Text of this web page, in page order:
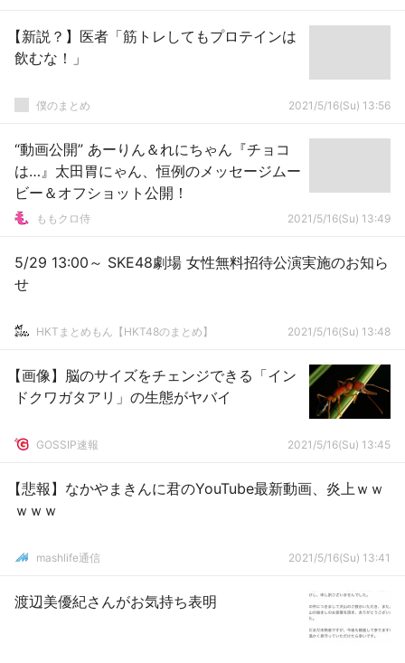
【新説？】医者「筋トレしてもプロテインは
飲むな！」
僕のまとめ 2021/5/16(Su) 13:56
“動画公開” あーりん＆れにちゃん『チョコ
は…』太田胃にゃん、恒例のメッセージムー
ビー＆オフショット公開！
ももクロ侍 2021/5/16(Su) 13:49
5/29 13:00～ SKE48劇場 女性無料招待公演実施のお知ら
せ
HKTまとめもん【HKT48のまとめ】 2021/5/16(Su) 13:48
【画像】脳のサイズをチェンジできる「イン
ドクワガタアリ」の生態がヤバイ
GOSSIP速報 2021/5/16(Su) 13:45
【悲報】なかやまきんに君のYouTube最新動画、炎上ｗｗ
ｗｗｗ
mashlife通信 2021/5/16(Su) 13:41
渡辺美優紀さんがお気持ち表明